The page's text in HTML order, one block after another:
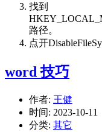
找到
路径。
点开
word 技巧
作者: 王健
时间: 2023-10-11
分类: 其它